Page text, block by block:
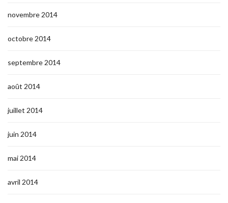
novembre 2014
octobre 2014
septembre 2014
août 2014
juillet 2014
juin 2014
mai 2014
avril 2014